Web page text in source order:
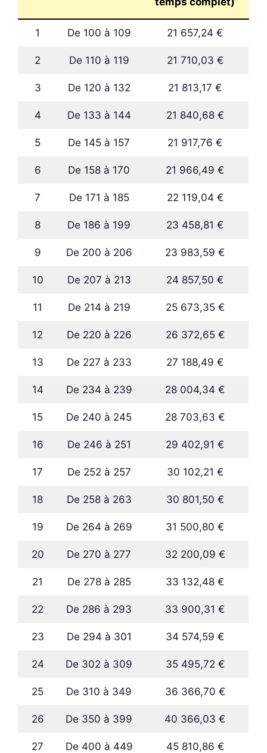
1 De 100 à 109 21 657,24 €
2 De 110 à 119 21 710,03 €
3 De 120 à 132 21 813,17 €
4 De 133 à 144 21 840,68 €
5 De 145 à 157 21 917,76 €
6 De 158 à 170 21 966,49 €
7 De 171 à 185 22 119,04 €
8 De 186 à 199 23 458,81 €
9 De 200 à 206 23 983,59 €
10 De 207 à 213 24 857,50 €
11 De 214 à 219 25 673,35 €
12 De 220 à 226 26 372,65 €
13 De 227 à 233 27 188,49 €
14 De 234 à 239 28 004,34 €
15 De 240 à 245 28 703,63 €
16 De 246 à 251 29 402,91 €
17 De 252 à 257 30 102,21 €
18 De 258 à 263 30 801,50 €
19 De 264 à 269 31 500,80 €
20 De 270 à 277 32 200,09 €
21 De 278 à 285 33 132,48 €
22 De 286 à 293 33 900,31 €
23 De 294 à 301 34 574,59 €
24 De 302 à 309 35 495,72 €
25 De 310 à 349 36 366,70 €
26 De 350 à 399 40 366,03 €
27 De 400 à 449 45 810,86 €